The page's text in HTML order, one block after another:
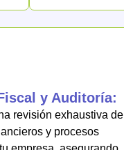
y Auditoría:
revisión exhaustiva de
y procesos